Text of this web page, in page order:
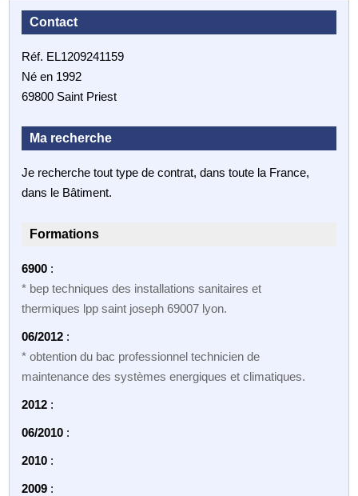
Contact
Réf. EL1209241159
Né en 1992
69800 Saint Priest
Ma recherche
Je recherche tout type de contrat, dans toute la France,
dans le Bâtiment.
Formations
6900 :
* bep techniques des installations sanitaires et
thermiques lpp saint joseph 69007 lyon.
06/2012 :
* obtention du bac professionnel technicien de
maintenance des systèmes energiques et climatiques.
2012 :
06/2010 :
2010 :
2009 :